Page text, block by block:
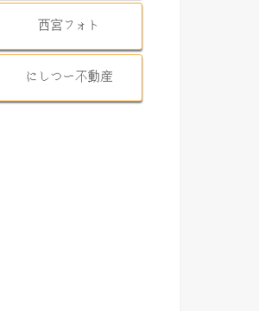
西宮フォト
にしつー不動産